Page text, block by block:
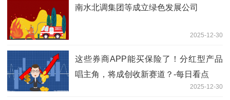
南水北调集团等成立绿色发展公司
2025-12-30
这些券商APP能买保险了！分红型产品
唱主角，将成创收新赛道？-每日看点
2025-12-30